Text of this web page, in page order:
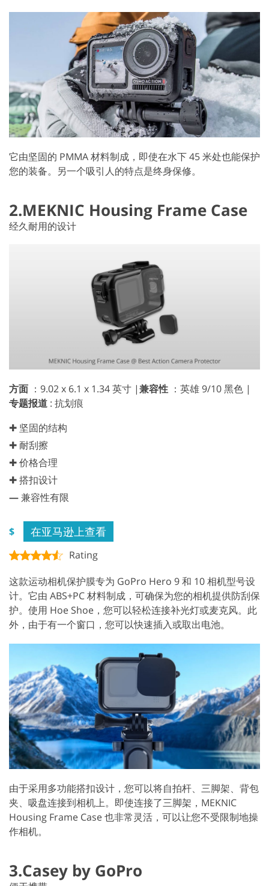
它由坚固的 PMMA 材料制成，即使在水下 45 米处也能保护
您的装备。另一个吸引人的特点是终身保修。
2.MEKNIC Housing Frame Case
经久耐用的设计
方面 ：9.02 x 6.1 x 1.34 英寸 |兼容性 ：英雄 9/10 黑色 |
专题报道 : 抗划痕
✚ 坚固的结构
✚ 耐刮擦
✚ 价格合理
✚ 搭扣设计
—兼容性有限
$ 在亚马逊上查看
Rating
这款运动相机保护膜专为 GoPro Hero 9 和 10 相机型号设
计。它由 ABS+PC 材料制成，可确保为您的相机提供防刮保
护。使用 Hoe Shoe，您可以轻松连接补光灯或麦克风。此
外，由于有一个窗口，您可以快速插入或取出电池。
由于采用多功能搭扣设计，您可以将自拍杆、三脚架、背包
夹、吸盘连接到相机上。即使连接了三脚架，MEKNIC
Housing Frame Case 也非常灵活，可以让您不受限制地操
作相机。
3.Casey by GoPro